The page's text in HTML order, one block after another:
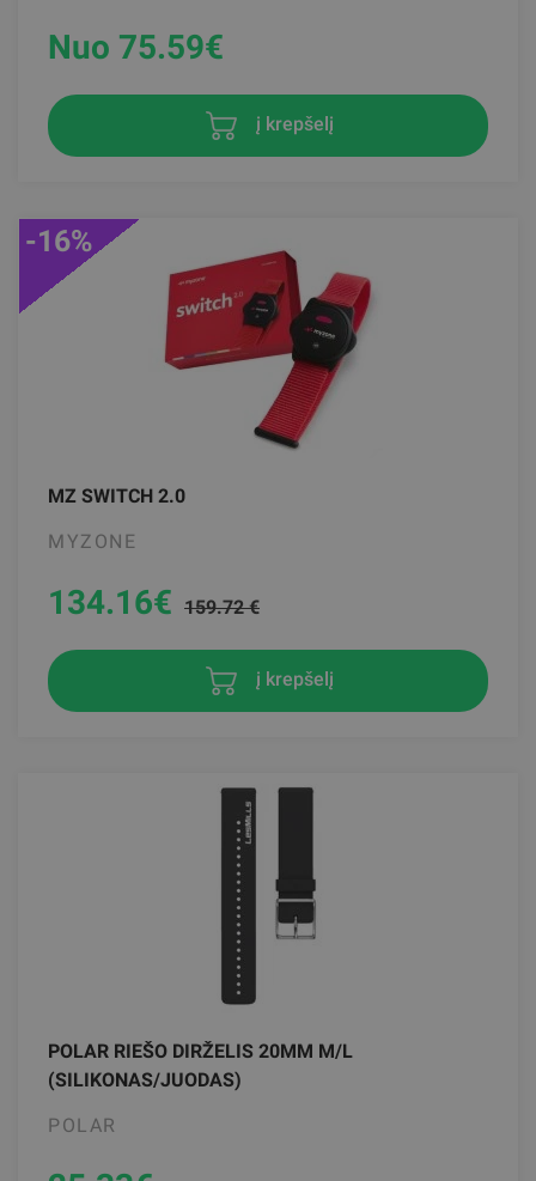
Nuo 75.59€
į krepšelį
MZ SWITCH 2.0
MYZONE
-16%
134.16€ 159.72 €
į krepšelį
POLAR RIEŠO DIRŽELIS 20MM M/L
(SILIKONAS/JUODAS)
POLAR